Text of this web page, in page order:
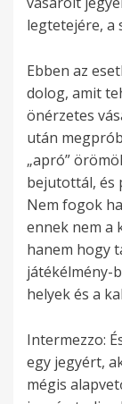
legtetejére, a
Ebben az
dolog, amit
önérzetes
után
„apró”
bejutottál, és
Nem fogok
ennek nem a
hanem hogy
játékélmény-
helyek és a
Intermezzo:
egy jegyért,
mégis